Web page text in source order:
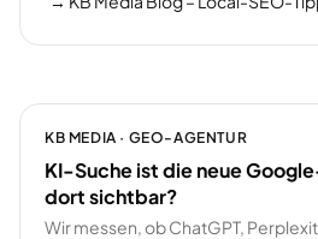
KB MEDIA · GEO-AGENTUR
KI-Suche ist die neue
dort sichtbar?
Wir messen, ob ChatGPT,